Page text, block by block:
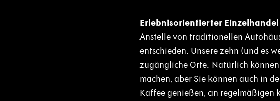
Erlebnisorientierter
Anstelle von traditionellen
entschieden. Unsere zehn (und es
zugängliche Orte. Natürlich
machen, aber Sie können auch in
Kaffee genießen, an regelmäßigen